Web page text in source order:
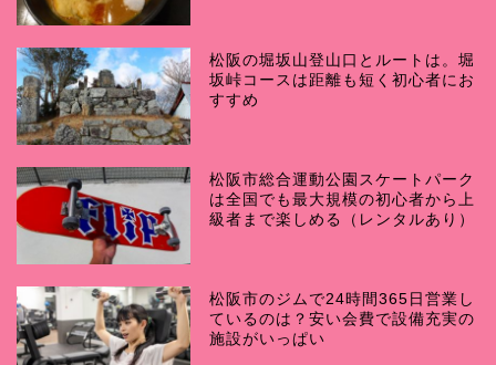
松阪の堀坂山登山口とルートは。堀
坂峠コースは距離も短く初心者にお
すすめ
松阪市総合運動公園スケートパーク
は全国でも最大規模の初心者から上
級者まで楽しめる（レンタルあり）
松阪市のジムで24時間365日営業し
ているのは？安い会費で設備充実の
施設がいっぱい